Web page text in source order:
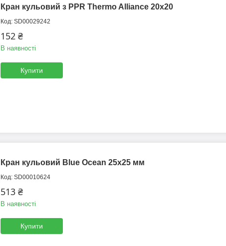
Кран кульовий з PPR Thermo Alliance 20х20
SD00029242
152 ₴
В наявності
Купити
Кран кульовий Blue Ocean 25х25 мм
SD00010624
513 ₴
В наявності
Купити